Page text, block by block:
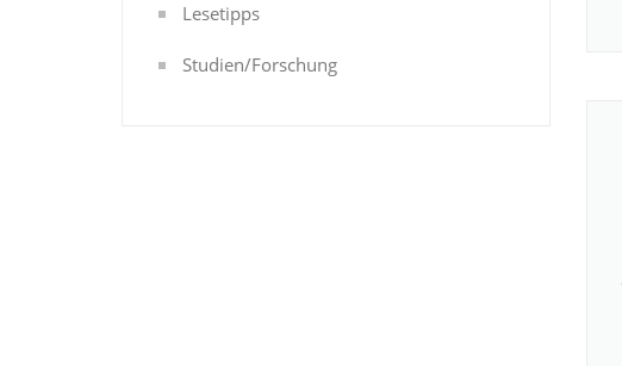
Lesetipps
Studien/Forschung